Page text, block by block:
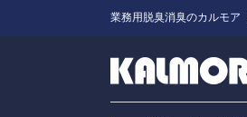
業務用脱臭消臭のカルモア